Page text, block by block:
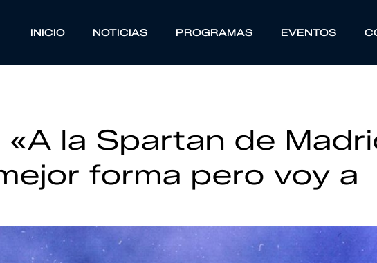
INICIO NOTICIAS PROGRAMAS EVENTOS
la Spartan de
forma pero voy a